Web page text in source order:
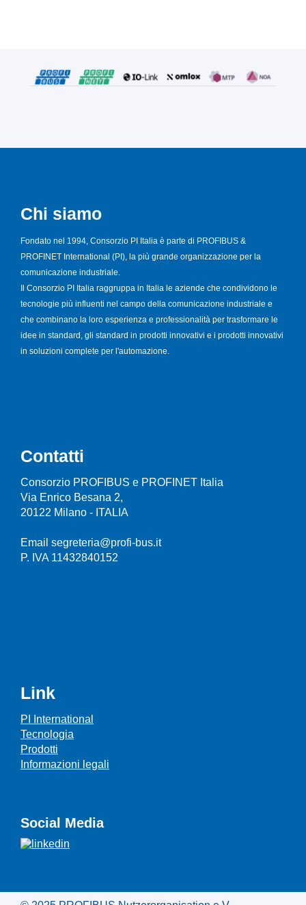
Chi siamo
Fondato nel 1994, Consorzio PI Italia è parte di PROFIBUS &
PROFINET International (PI), la più grande organizzazione per la
comunicazione industriale.
Il Consorzio PI Italia raggruppa in Italia le aziende che condividono le
tecnologie più influenti nel campo della comunicazione industriale e
che combinano la loro esperienza e professionalità per trasformare le
idee in standard, gli standard in prodotti innovativi e i prodotti innovativi
in soluzioni complete per l'automazione.
Contatti
Consorzio PROFIBUS e PROFINET Italia
Via Enrico Besana 2,
20122 Milano - ITALIA
Email segreteria@profi-bus.it
P. IVA 11432840152
Link
PI International
Tecnologia
Prodotti
Informazioni legali
Social Media